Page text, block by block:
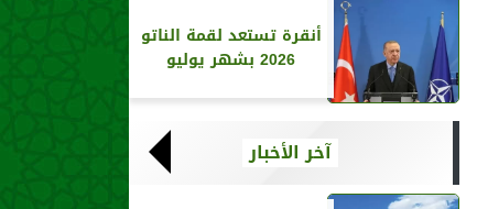
أنقرة تستعد لقمة الناتو
2026 بشهر يوليو
آخر الأخبار